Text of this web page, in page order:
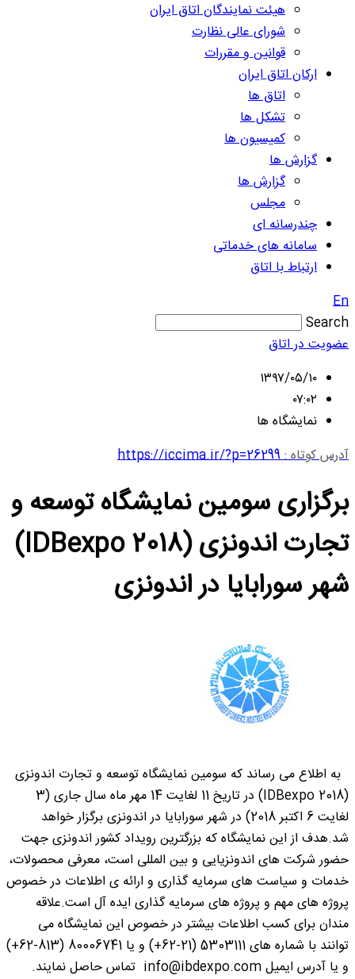
هیئت نمایندگان اتاق ایران
شورای عالی نظارت
قوانین و مقررات
ارکان اتاق ایران
اتاق ها
تشکل ها
کمیسیون ها
گزارش ها
گزارش ها
مجلس
چندرسانه ای
سامانه های خدماتی
ارتباط با اتاق
En
Search
عضویت در اتاق
۱۳۹۷/۰۵/۱۰
۰۷:۰۲
نمایشگاه ها
آدرس کوتاه :https://iccima.ir/?p=26299
برگزاری سومین نمایشگاه توسعه و
تجارت اندونزی (IDBexpo 2018)
شهر سورابایا در اندونزی
به اطلاع می رساند که سومین نمایشگاه توسعه و تجارت اندونزی
(IDBexpo 2018) در تاریخ 11 لغایت 14 مهر ماه سال جاری (3
لغایت 6 اکتبر 2018) در شهر سورابایا در اندونزی برگزار خواهد
شد.هدف از این نمایشگاه که بزرگترین رویداد کشور اندونزی جهت
حضور شرکت های اندونزیایی و بین المللی است، معرفی محصولات،
خدمات و سیاست های سرمایه گذاری و ارائه ی اطلاعات در خصوص
پروژه های مهم و پروژه های سرمایه گذاری ایده آل است.علاقه
مندان برای کسب اطلاعات بیشتر در خصوص این نمایشگاه می
توانند با شماره های 5303111 (21-62+) و یا 80006741 (813-62+)
و یا آدرس ایمیل info@ibdexpo.com تماس حاصل نمایند.